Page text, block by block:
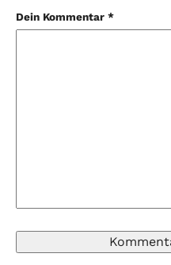
Dein Kommentar *